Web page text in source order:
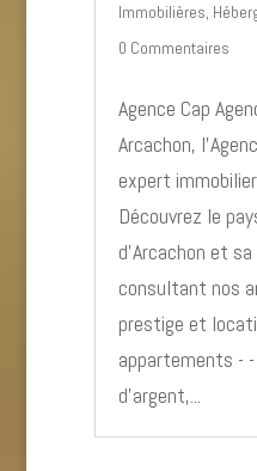
Immobilières,
0 Commentaires
Agence Cap
Arcachon,
expert
Découvrez le
d’Arcachon et
consultant nos
prestige et
appartements -
d’argent,...